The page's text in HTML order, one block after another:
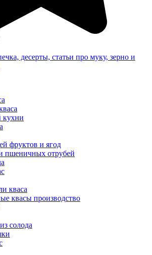
десерты, статьи про муку, зерно и
кухни
фруктов и ягод
пшеничных отрубей
кваса
квасы производство
солода